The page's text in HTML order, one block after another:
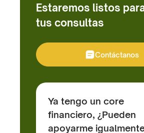
Estaremos listos
tus consultas
Contáctanos
Ya tengo un core
financiero, ¿Pueden
apoyarme